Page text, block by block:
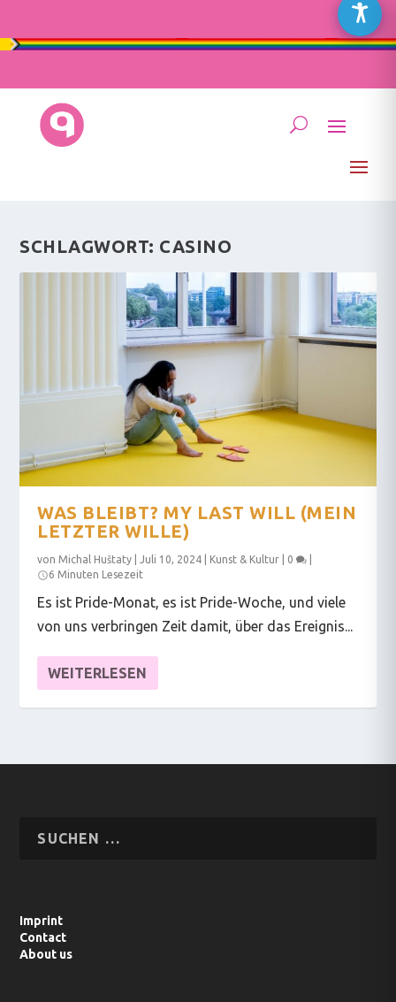
SCHLAGWORT: CASINO
WAS BLEIBT? MY LAST WILL (MEIN
LETZTER WILLE)
von Michal Huštaty |Juli 10, 2024 Kunst & Kultur 0
6 Minuten Lesezeit
Es ist Pride-Monat, es ist Pride-Woche, und viele
von uns verbringen Zeit damit, über das Ereignis...
WEITERLESEN
Imprint
Contact
About us